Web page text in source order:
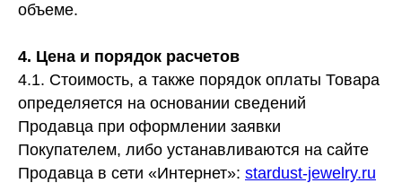
объеме.
4. Цена и порядок расчетов
4.1. Стоимость, а также порядок оплаты Товара
определяется на основании сведений
Продавца при оформлении заявки
Покупателем, либо устанавливаются на сайте
Продавца в сети «Интернет»: stardust-jewelry.ru